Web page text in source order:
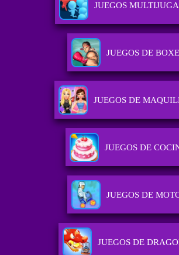
JUEGOS
JUEGOS DE
JUEGOS DE
JUEGOS DE
JUEGOS DE
JUEGOS DE